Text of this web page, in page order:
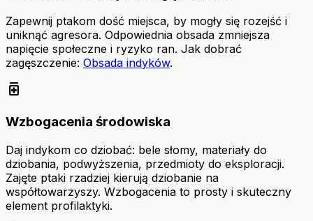
Zapewnij ptakom dość miejsca, by mogły się rozejść i
uniknąć agresora. Odpowiednia obsada zmniejsza
napięcie społeczne i ryzyko ran. Jak dobrać
zagęszczenie: Obsada indyków.
medication
Wzbogacenia środowiska
Daj indykom co dziobać: bele słomy, materiały do
dziobania, podwyższenia, przedmioty do eksploracji.
Zajęte ptaki rzadziej kierują dziobanie na
współtowarzyszy. Wzbogacenia to prosty i skuteczny
element profilaktyki.